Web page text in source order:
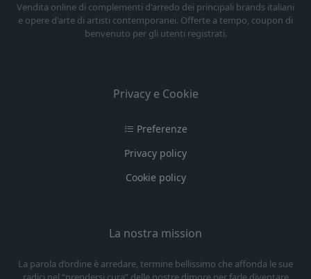
Vendita online di complementi d'arredo dei principali brands italiani
e opere d'arte di artisti contemporanei. Offerte a tempo, coupon di
benvenuto per gli utenti registrati.
Privacy e Cookie
Preferenze
Privacy policy
Cookie policy
La nostra mission
La parola d’ordine è arredare, termine bellissimo che affonda le sue